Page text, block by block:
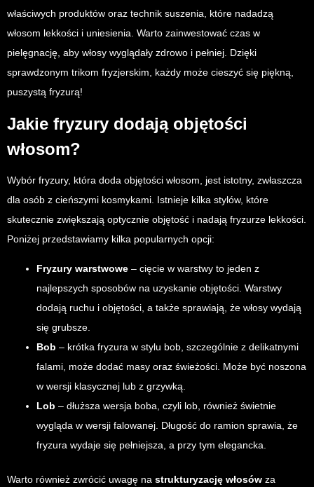
właściwych produktów oraz technik suszenia, które nadadzą
włosom lekkości i uniesienia. Warto zainwestować czas w
pielęgnację, aby włosy wyglądały zdrowo i pełniej. Dzięki
sprawdzonym trikom fryzjerskim, każdy może cieszyć się piękną,
puszystą fryzurą!
Jakie fryzury dodają objętości
włosom?
Wybór fryzury, która doda objętości włosom, jest istotny, zwłaszcza
dla osób z cieńszymi kosmykami. Istnieje kilka stylów, które
skutecznie zwiększają optycznie objętość i nadają fryzurze lekkości.
Poniżej przedstawiamy kilka popularnych opcji:
Fryzury warstwowe – cięcie w warstwy to jeden z
najlepszych sposobów na uzyskanie objętości. Warstwy
dodają ruchu i objętości, a także sprawiają, że włosy wydają
się grubsze.
Bob – krótka fryzura w stylu bob, szczególnie z delikatnymi
falami, może dodać masy oraz świeżości. Może być noszona
w wersji klasycznej lub z grzywką.
Lob – dłuższa wersja boba, czyli lob, również świetnie
wygląda w wersji falowanej. Długość do ramion sprawia, że
fryzura wydaje się pełniejsza, a przy tym elegancka.
Warto również zwrócić uwagę na strukturyzację włosów za